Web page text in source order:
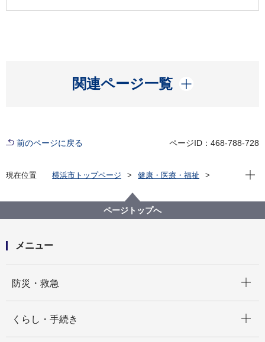
関連ページ一覧
開く
前のページに戻る ページID：468-788-728
現在位置 横浜市トップページ
健康・医療・福祉
障害福祉サービス・制度一覧
保健・こころ他
精神障害者生活支援センター
現在
ページトップへ
メニュー
防災・救急
くらし・手続き